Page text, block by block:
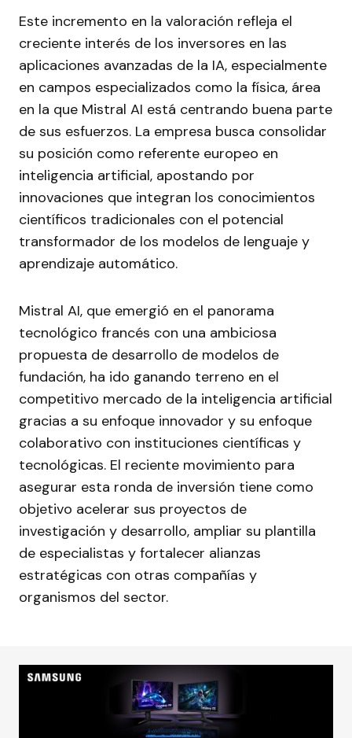
Este incremento en la valoración refleja el
creciente interés de los inversores en las
aplicaciones avanzadas de la IA, especialmente
en campos especializados como la física, área
en la que Mistral AI está centrando buena parte
de sus esfuerzos. La empresa busca consolidar
su posición como referente europeo en
inteligencia artificial, apostando por
innovaciones que integran los conocimientos
científicos tradicionales con el potencial
transformador de los modelos de lenguaje y
aprendizaje automático.
Mistral AI, que emergió en el panorama
tecnológico francés con una ambiciosa
propuesta de desarrollo de modelos de
fundación, ha ido ganando terreno en el
competitivo mercado de la inteligencia artificial
gracias a su enfoque innovador y su enfoque
colaborativo con instituciones científicas y
tecnológicas. El reciente movimiento para
asegurar esta ronda de inversión tiene como
objetivo acelerar sus proyectos de
investigación y desarrollo, ampliar su plantilla
de especialistas y fortalecer alianzas
estratégicas con otras compañías y
organismos del sector.